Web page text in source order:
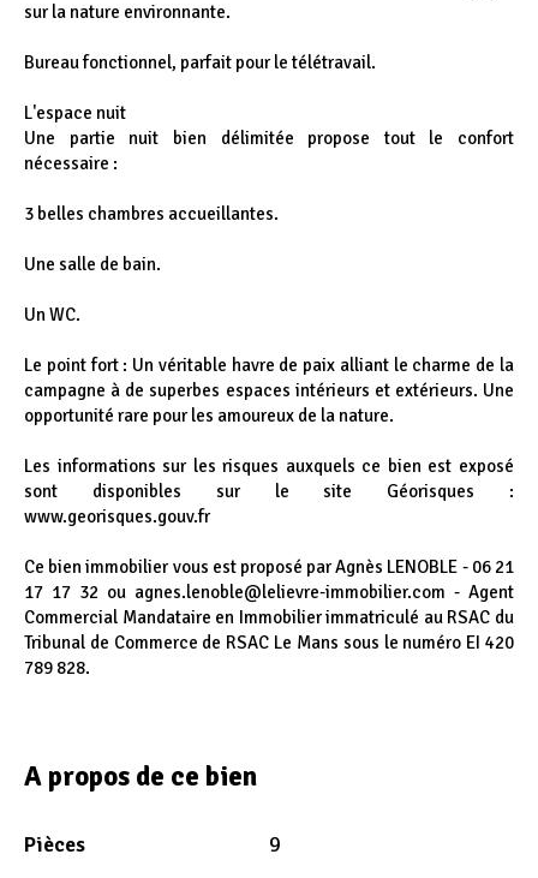
sur la nature environnante.
Bureau fonctionnel, parfait pour le télétravail.
L'espace nuit
Une partie nuit bien délimitée propose tout le confort
nécessaire :
3 belles chambres accueillantes.
Une salle de bain.
Un WC.
Le point fort : Un véritable havre de paix alliant le charme de la
campagne à de superbes espaces intérieurs et extérieurs. Une
opportunité rare pour les amoureux de la nature.
Les informations sur les risques auxquels ce bien est exposé
sont disponibles sur le site Géorisques :
www.georisques.gouv.fr
Ce bien immobilier vous est proposé par Agnès LENOBLE - 06 21
17 17 32 ou agnes.lenoble@lelievre-immobilier.com - Agent
Commercial Mandataire en Immobilier immatriculé au RSAC du
Tribunal de Commerce de RSAC Le Mans sous le numéro EI 420
789 828.
A propos de ce bien
Pièces 9